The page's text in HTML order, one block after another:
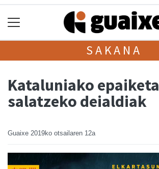
SAKANA
Kataluniako epaiketa
salatzeko deialdiak
Guaixe 2019ko otsailaren 12a